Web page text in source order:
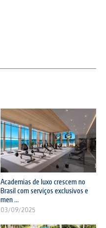
Academias de luxo crescem no
Brasil com serviços exclusivos e
men ...
03/09/2025